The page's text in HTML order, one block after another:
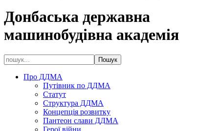
Донбаська державна
машинобудівна академія
Про ДДМА
Путівник по ДДМА
Статут
Структура ДДМА
Концепція розвитку
Пантеон слави ДДМА
Герої війни